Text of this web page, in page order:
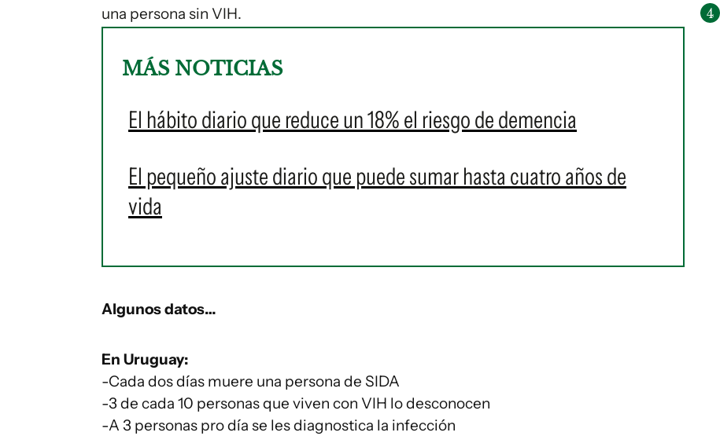
una persona sin VIH.
MÁS NOTICIAS
El hábito diario que reduce un 18% el riesgo de demencia
El pequeño ajuste diario que puede sumar hasta cuatro años de
vida
Algunos datos…
En Uruguay:
-Cada dos días muere una persona de SIDA
-3 de cada 10 personas que viven con VIH lo desconocen
-A 3 personas pro día se les diagnostica la infección